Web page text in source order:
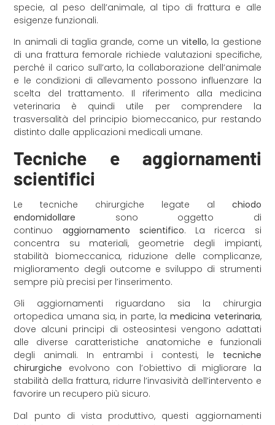
specie, al peso dell’animale, al tipo di frattura e alle
esigenze funzionali.
In animali di taglia grande, come un vitello, la gestione
di una frattura femorale richiede valutazioni specifiche,
perché il carico sull’arto, la collaborazione dell’animale
e le condizioni di allevamento possono influenzare la
scelta del trattamento. Il riferimento alla medicina
veterinaria è quindi utile per comprendere la
trasversalità del principio biomeccanico, pur restando
distinto dalle applicazioni medicali umane.
Tecniche e aggiornamenti
scientifici
Le tecniche chirurgiche legate al chiodo
endomidollare sono oggetto di
continuo aggiornamento scientifico. La ricerca si
concentra su materiali, geometrie degli impianti,
stabilità biomeccanica, riduzione delle complicanze,
miglioramento degli outcome e sviluppo di strumenti
sempre più precisi per l’inserimento.
Gli aggiornamenti riguardano sia la chirurgia
ortopedica umana sia, in parte, lamedicina veterinaria,
dove alcuni principi di osteosintesi vengono adattati
alle diverse caratteristiche anatomiche e funzionali
degli animali. In entrambi i contesti, le tecniche
chirurgiche evolvono con l’obiettivo di migliorare la
stabilità della frattura, ridurre l’invasività dell’intervento e
favorire un recupero più sicuro.
Dal punto di vista produttivo, questi aggiornamenti